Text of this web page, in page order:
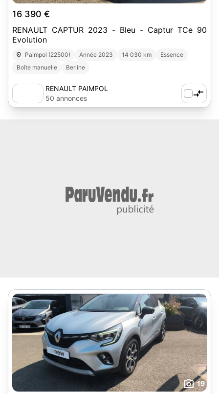
16 390 €
RENAULT CAPTUR 2023 - Bleu - Captur TCe 90
Evolution
Paimpol (22500) Année 2023 14 030 km
Essence
Boîte manuelle
Berline
RENAULT PAIMPOL
50 annonces
19